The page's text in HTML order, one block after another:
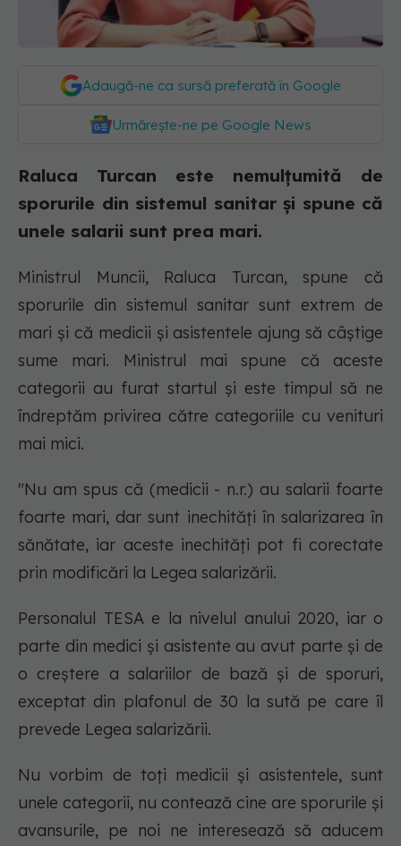
Adaugă-ne ca sursă preferată în Google
Urmărește-ne pe Google News
Raluca Turcan este nemulțumită de
sporurile din sistemul sanitar și spune că
unele salarii sunt prea mari.
Ministrul Muncii, Raluca Turcan, spune că
sporurile din sistemul sanitar sunt extrem de
mari şi că medicii şi asistentele ajung să câştige
sume mari. Ministrul mai spune că aceste
categorii au furat startul şi este timpul să ne
îndreptăm privirea către categoriile cu venituri
mai mici.
"Nu am spus că (medicii - n.r.) au salarii foarte
foarte mari, dar sunt inechităţi în salarizarea în
sănătate, iar aceste inechităţi pot fi corectate
prin modificări la Legea salarizării.
Personalul TESA e la nivelul anului 2020, iar o
parte din medici și asistente au avut parte şi de
o creştere a salariilor de bază și de sporuri,
exceptat din plafonul de 30 la sută pe care îl
prevede Legea salarizării.
Nu vorbim de toţi medicii şi asistentele, sunt
unele categorii, nu contează cine are sporurile şi
avansurile, pe noi ne interesează să aducem